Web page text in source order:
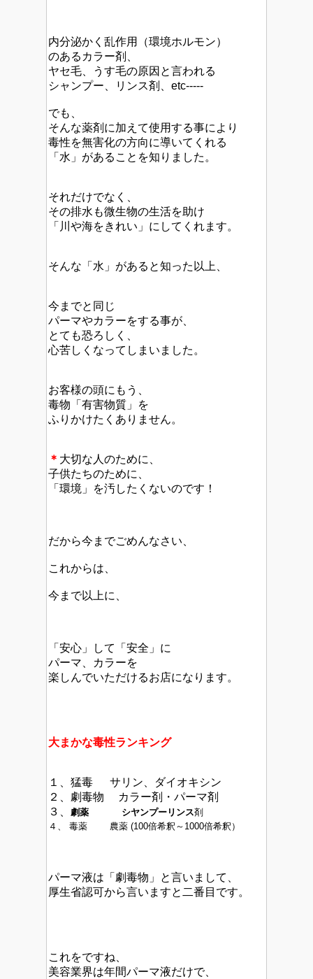
内分泌かく乱作用（環境ホルモン）
のあるカラー剤、
ヤセ毛、うす毛の原因と言われる
シャンプー、リンス剤、etc-----
でも、
そんな薬剤に加えて使用する事により
毒性を無害化の方向に導いてくれる
「水」があることを知りました。
それだけでなく、
その排水も微生物の生活を助け
「川や海をきれい」にしてくれます。
そんな「水」があると知った以上、
今までと同じ
パーマやカラーをする事が、
とても恐ろしく、
心苦しくなってしまいました。
お客様の頭にもう、
毒物「有害物質」を
ふりかけたくありません。
＊ 大切な人のために、
子供たちのために、
「環境」を汚したくないのです！
だから今までごめんなさい、
これからは、
今まで以上に、
「安心」して「安全」に
パーマ、カラーを
楽しんでいただけるお店になります。
大まかな毒性ランキング
１、猛毒 サリン、ダイオキシン
２、劇毒物 カラー剤・パーマ剤
３、
劇薬 シヤンプーリンス剤
４、 毒薬 農薬 (100倍希釈～1000倍希釈）
パーマ液は「劇毒物」と言いまして、
厚生省認可から言いますと二番目です。
これをですね、
美容業界は年間パーマ液だけで、